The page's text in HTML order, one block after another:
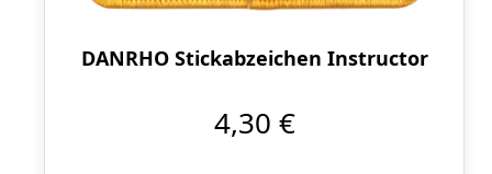
DANRHO Stickabzeichen Instructor
4,30 €